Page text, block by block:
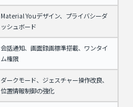
Material Youデザイン、プライバシーダ
ッシュボード
会話通知、画面録画標準搭載、ワンタイ
ム権限
ダークモード、ジェスチャー操作改良、
位置情報制御の強化